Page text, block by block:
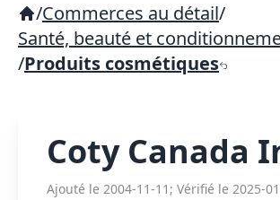
/Commerces au détail/
Santé, beauté et
/Produits cosmétiques
Coty Canada
Ajouté le 2004-11-11; Vérifié le 2025-